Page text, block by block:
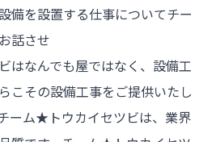
ウカイセツビ
備を設置する仕事についてチー
話させ
はなんでも屋ではなく、設備工
こその設備工事をご提供いたし
ーム★トウカイセツビは、業界